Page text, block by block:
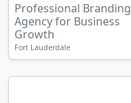
Professional Branding
Agency for Business
Growth
Fort Lauderdale